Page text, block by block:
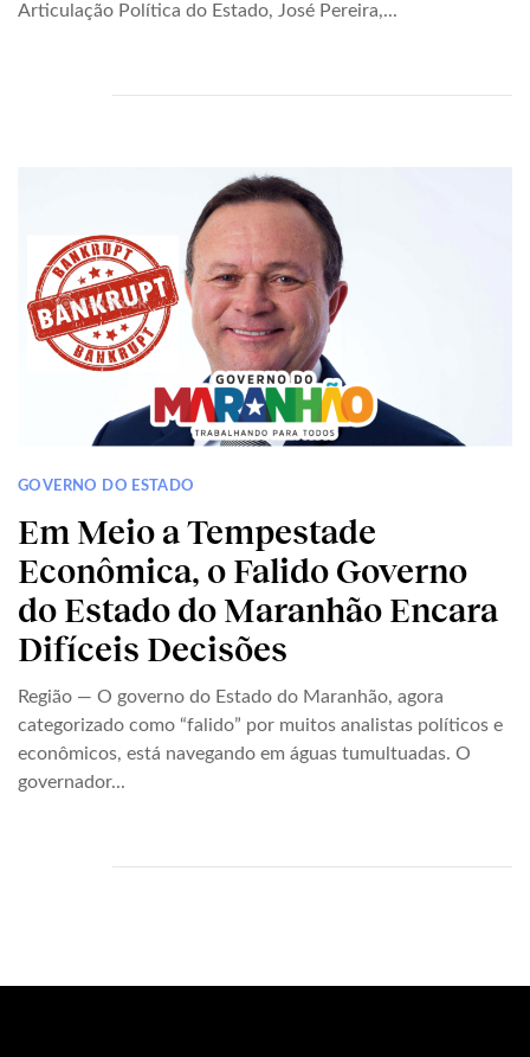
Articulação Política do Estado, José Pereira,...
GOVERNO DO ESTADO
Em Meio a Tempestade
Econômica, o Falido Governo
do Estado do Maranhão Encara
Difíceis Decisões
Região — O governo do Estado do Maranhão, agora
categorizado como “falido” por muitos analistas políticos e
econômicos, está navegando em águas tumultuadas. O
governador...